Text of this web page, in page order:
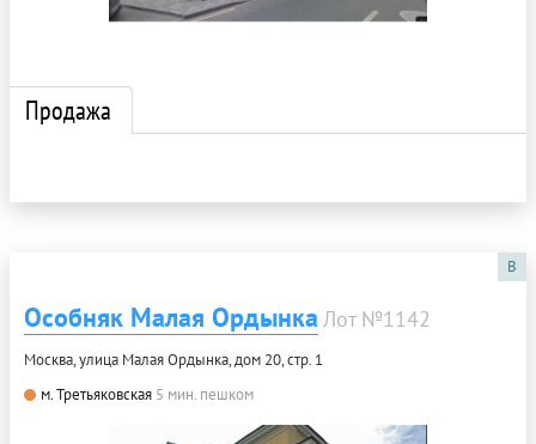
Продажа
B
Особняк Малая Ордынка Лот №1142
Москва, улица Малая Ордынка, дом 20, стр. 1
м. Третьяковская 5 мин. пешком